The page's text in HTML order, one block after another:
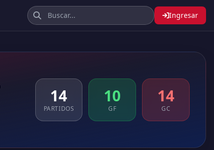
Ingresar
14
PARTIDOS
10
GF
14
GC